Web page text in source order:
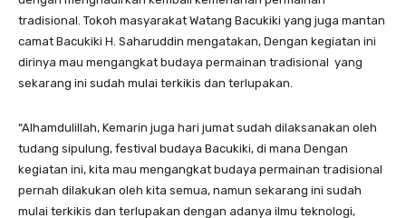
tradisional. Tokoh masyarakat Watang Bacukiki yang juga mantan
camat Bacukiki H. Saharuddin mengatakan, Dengan kegiatan ini
dirinya mau mengangkat budaya permainan tradisional yang
sekarang ini sudah mulai terkikis dan terlupakan.
“Alhamdulillah, Kemarin juga hari jumat sudah dilaksanakan oleh
tudang sipulung, festival budaya Bacukiki, di mana Dengan
kegiatan ini, kita mau mengangkat budaya permainan tradisional
pernah dilakukan oleh kita semua, namun sekarang ini sudah
mulai terkikis dan terlupakan dengan adanya ilmu teknologi,